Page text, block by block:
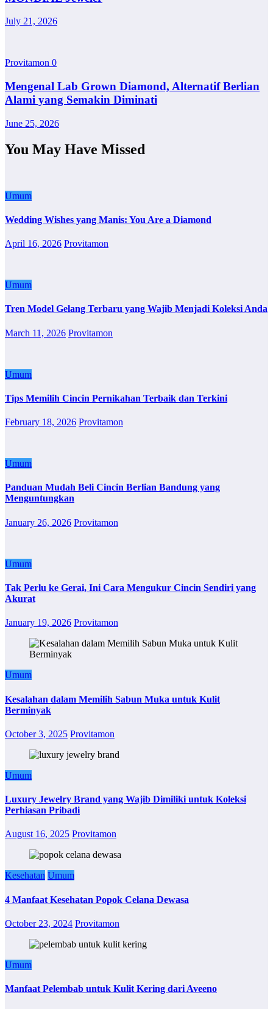
July 21, 2026
Provitamon 0
Mengenal Lab Grown Diamond, Alternatif Berlian
Alami yang Semakin Diminati
June 25, 2026
You May Have Missed
Umum
Wedding Wishes yang Manis: You Are a Diamond
April 16, 2026 Provitamon
Umum
Tren Model Gelang Terbaru yang Wajib Menjadi Koleksi Anda
March 11, 2026 Provitamon
Umum
Tips Memilih Cincin Pernikahan Terbaik dan Terkini
February 18, 2026 Provitamon
Umum
Panduan Mudah Beli Cincin Berlian Bandung yang
Menguntungkan
January 26, 2026 Provitamon
Umum
Tak Perlu ke Gerai, Ini Cara Mengukur Cincin Sendiri yang
Akurat
January 19, 2026 Provitamon
Umum
Kesalahan dalam Memilih Sabun Muka untuk Kulit
Berminyak
October 3, 2025 Provitamon
Umum
Luxury Jewelry Brand yang Wajib Dimiliki untuk Koleksi
Perhiasan Pribadi
August 16, 2025 Provitamon
Kesehatan Umum
4 Manfaat Kesehatan Popok Celana Dewasa
October 23, 2024 Provitamon
Umum
Manfaat Pelembab untuk Kulit Kering dari Aveeno